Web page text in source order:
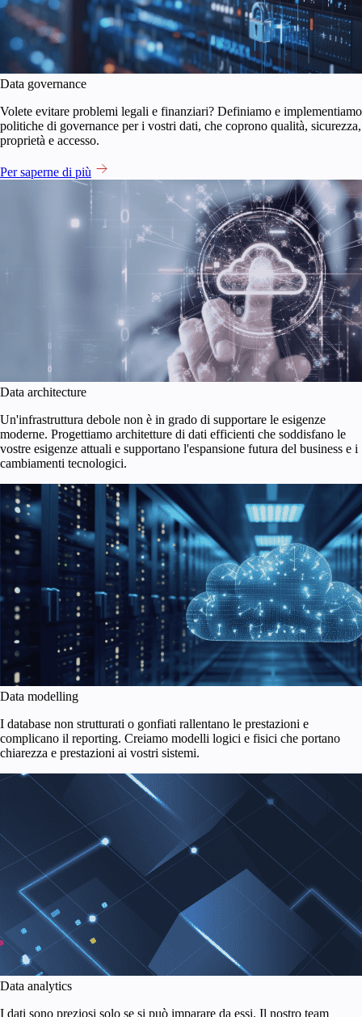
Data governance
Volete evitare problemi legali e finanziari? Definiamo e implementiamo
politiche di governance per i vostri dati, che coprono qualità, sicurezza,
proprietà e accesso.
Per saperne di più
Data architecture
Un'infrastruttura debole non è in grado di supportare le esigenze
moderne. Progettiamo architetture di dati efficienti che soddisfano le
vostre esigenze attuali e supportano l'espansione futura del business e i
cambiamenti tecnologici.
Data modelling
I database non strutturati o gonfiati rallentano le prestazioni e
complicano il reporting. Creiamo modelli logici e fisici che portano
chiarezza e prestazioni ai vostri sistemi.
Data analytics
I dati sono preziosi solo se si può imparare da essi. Il nostro team